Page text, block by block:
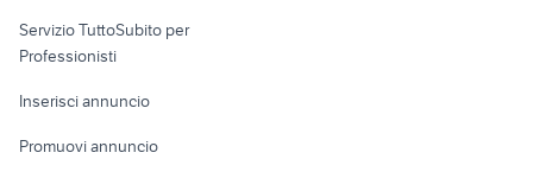
Informatica
Console e
Servizio TuttoSubito per
Professionisti
Inserisci annuncio
Promuovi annuncio